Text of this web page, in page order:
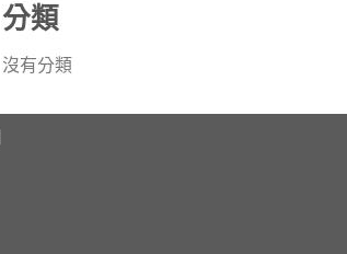
分類
沒有分類